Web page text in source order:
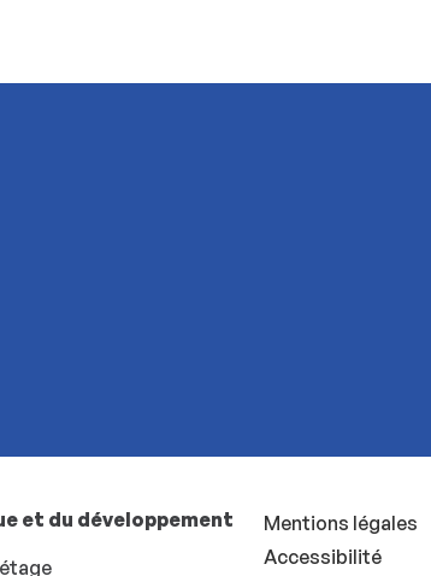
et du développement
Mentions légales
Accessibilité